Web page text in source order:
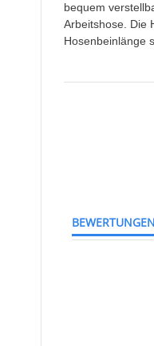
bequem
Arbeitshose. Die
Hosenbeinlänge
BEWERTUNGEN